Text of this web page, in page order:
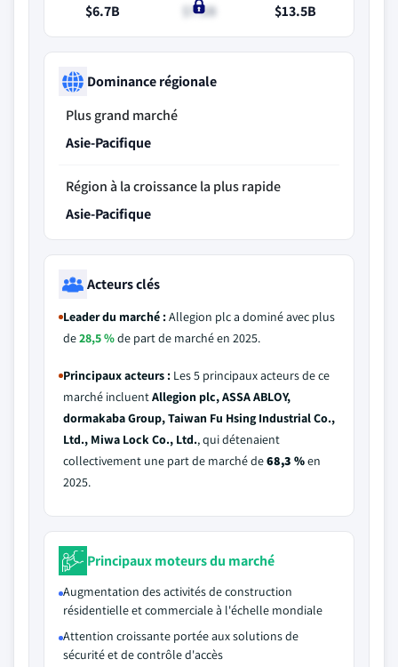
$6.7B
$7.2B
$13.5B
Dominance régionale
Plus grand marché
Asie-Pacifique
Région à la croissance la plus rapide
Asie-Pacifique
Acteurs clés
Leader du marché :Allegion plc a dominé avec plus
de28,5 %de part de marché en 2025.
Principaux acteurs : Les 5 principaux acteurs de ce
marché incluentAllegion plc, ASSA ABLOY,
dormakaba Group, Taiwan Fu Hsing Industrial Co.,
Ltd., Miwa Lock Co., Ltd., qui détenaient
collectivement une part de marché de68,3 %en
2025.
Principaux moteurs du marché
Augmentation des activités de construction
résidentielle et commerciale à l'échelle mondiale
Attention croissante portée aux solutions de
sécurité et de contrôle d'accès